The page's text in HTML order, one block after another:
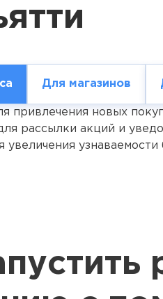
Для магазинов
привлечения новых
рассылки акций и
увеличения